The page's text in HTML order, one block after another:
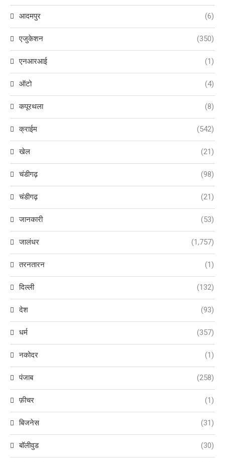
आदमपुर (6)
एजुकेशन (350)
एनआरआई (1)
ऑटो (4)
कपूरथला (8)
क्राईम (542)
खेल (21)
चंडीगढ़ (98)
चंडीगढ़ (21)
जानकारी (53)
जालंधर (1,757)
तरनतारन (1)
दिल्ली (132)
देश (93)
धर्म (357)
नकोदर (1)
पंजाब (258)
फ़ीचर (1)
बिजनेस (31)
बॉलीवुड (30)